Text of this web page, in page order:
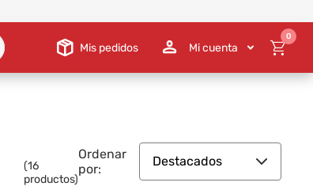
Mis pedidos Mi cuenta
0
(16
productos)
Ordenar
por:
Destacados